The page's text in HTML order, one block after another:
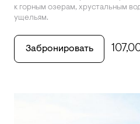
к горным озерам, хрустальным
ущельям.
Забронировать